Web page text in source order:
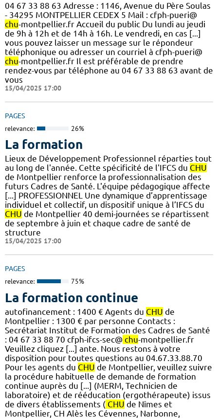
04 67 33 88 63 Adresse : 1146, Avenue du Père Soulas
- 34295 MONTPELLIER CEDEX 5 Mail : cfph-pueri@
chu-montpellier.fr Accueil du public Du lundi au jeudi
de 9h à 12h et de 14h à 16h. Le vendredi, en cas [...]
vous pouvez laisser un message sur le répondeur
téléphonique ou adresser un courriel à cfph-pueri@
chu-montpellier.fr Il est préférable de prendre
rendez-vous par téléphone au 04 67 33 88 63 avant de
vous
15/04/2025 17:00
PAGES
relevance: 26%
La formation
Lieux de Développement Professionnel réparties tout
au long de l'année. Cette spécificité de l'IFCS du CHU
de Montpellier renforce la professionnalisation des
futurs Cadres de Santé. L'équipe pédagogique affecte
[...] PROFESSIONNEL Une dynamique d’apprentissage
individuel et collectif, un dispositif unique à l’IFCS du
CHU de Montpellier 40 demi-journées se répartissent
de septembre à juin et chaque cadre de santé de
structure
15/04/2025 17:00
PAGES
relevance: 75%
La formation continue
autofinancement : 1400 € Agents du CHU de
Montpellier : 1300 € par personne Contacts :
Secrétariat Institut de Formation des Cadres de Santé
: 04 67 33 88 70 cfph-ifcs-sec@ chu-montpellier.fr
Veuillez cliquez [...] ante. Nous restons à votre
disposition pour toutes questions au 04.67.33.88.70
Pour les agents du CHU de Montpellier, veuillez suivre
la procédure habituelle de demande de formation
continue auprès du [...] (MERM, Technicien de
laboratoire) et de rééducation (ergothérapeute) issus
de divers établissements ( CHU de Nîmes et
Montpellier, CH Alès les Cévennes, Narbonne,